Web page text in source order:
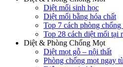
Diệt mối sinh học
Diệt mối bằng hóa chất
Top 7 cách phòng
Top 28 cách diệt mối tại
Diệt & Phòng Chống Mọt
Diệt mọt gỗ – nội thất
Phòng chống mọt ngay